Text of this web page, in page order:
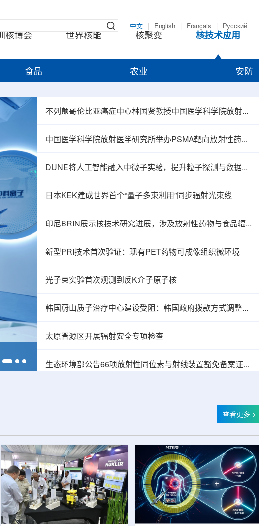
中文 English Français Русский
核博会 世界核能 核聚变 核技术应用
食品 农业 安防
韩国忠清北道上半年农水产品放射性检测结果达
不列颠哥伦比亚癌症中心林国贤教授中国医学科学院放射医学研究所开展学术交流
中国医学科学院放射医学研究所举办PSMA靶向放射性药物学术报告会
DUNE将人工智能融入中微子实验，提升粒子探测与数据处理能力
日本KEK建成世界首个“量子多束利用”同步辐射光束线
印尼BRIN展示核技术研究进展，涉及放射性药物与食品辐照应用
新型PRI技术首次验证：现有PET药物可成像组织微环境
光子束实验首次观测到反K介子原子核
韩国蔚山质子治疗中心建设受阻：韩国政府拨款方式调整影响项目推进
太原晋源区开展辐射安全专项检查
生态环境部公告66项放射性同位素与射线装置豁免备案证明文件
查看更多 >